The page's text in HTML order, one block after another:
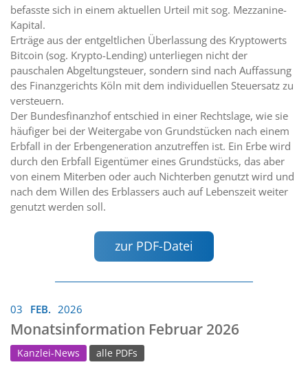
befasste sich in einem aktuellen Urteil mit sog. Mezzanine-
Kapital.
Erträge aus der entgeltlichen Überlassung des Kryptowerts
Bitcoin (sog. Krypto-Lending) unterliegen nicht der
pauschalen Abgeltungsteuer, sondern sind nach Auffassung
des Finanzgerichts Köln mit dem individuellen Steuersatz zu
versteuern.
Der Bundesfinanzhof entschied in einer Rechtslage, wie sie
häufiger bei der Weitergabe von Grundstücken nach einem
Erbfall in der Erbengeneration anzutreffen ist. Ein Erbe wird
durch den Erbfall Eigentümer eines Grundstücks, das aber
von einem Miterben oder auch Nichterben genutzt wird und
nach dem Willen des Erblassers auch auf Lebenszeit weiter
genutzt werden soll.
zur PDF-Datei
03 FEB. 2026
Monatsinformation Februar 2026
Kanzlei-News alle PDFs